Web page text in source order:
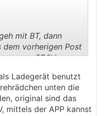
mit BT, dann
vorherigen Post
von 57,6V
den Speicher und
ja mal,
und meine
wenns der
Ding so unrund
beschränkten
mit BT, dann
vorherigen Post
von 57,6V
Ladegerät benutzt
unten die
original sind das
mittels der APP kannst